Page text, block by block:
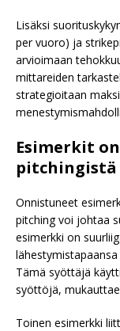
Lisäksi
per vuoro) ja
arvioimaan
mittareiden
strategioitaan
Esimerkit
pitchingistä
Onnistuneet
pitching voi johtaa
esimerkki on
Tämä syöttäjä
syöttöjä,
Toinen esimerkki